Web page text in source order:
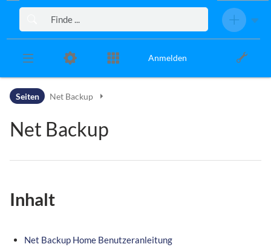
Zur Kopfleiste
Zur Hauptnavigation
Zu den Seitenwerkzeugen
Anmelden
Seiten Net Backup
Net Backup
Inhalt
Net Backup Home Benutzeranleitung